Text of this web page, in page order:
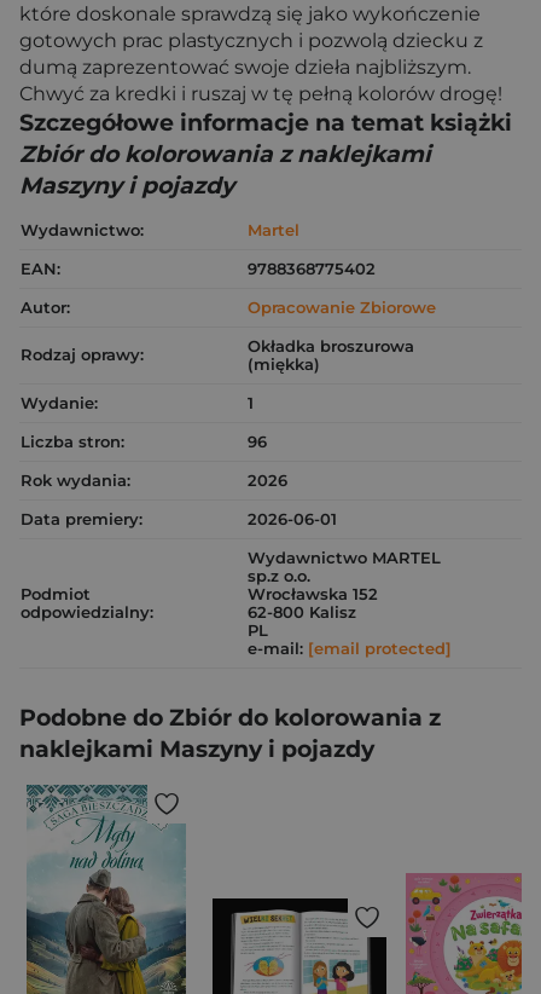
które doskonale sprawdzą się jako wykończenie
gotowych prac plastycznych i pozwolą dziecku z
dumą zaprezentować swoje dzieła najbliższym.
Chwyć za kredki i ruszaj w tę pełną kolorów drogę!
Szczegółowe informacje na temat książki
Zbiór do kolorowania z naklejkami
Maszyny i pojazdy
Wydawnictwo:
Martel
EAN:
9788368775402
Autor:
Opracowanie Zbiorowe
Rodzaj oprawy:
Okładka broszurowa
(miękka)
Wydanie:
1
Liczba stron:
96
Rok wydania:
2026
Data premiery:
2026-06-01
Podmiot
odpowiedzialny:
Wydawnictwo MARTEL
sp.z o.o.
Wrocławska 152
62-800 Kalisz
PL
e-mail: [email protected]
Podobne do Zbiór do kolorowania z
naklejkami Maszyny i pojazdy